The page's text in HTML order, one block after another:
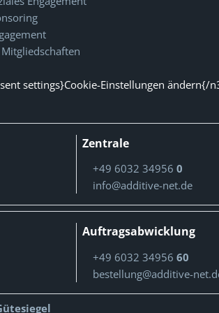
settings}Cookie-Einstellungen ändern{/
Zentrale
+49 6032 349560
info@additive-net.de
Auftragsabwicklung
+49 6032 3495660
bestellung@additive-